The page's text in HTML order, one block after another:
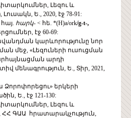
Լեզու և
Ե., 2020, էջ 78-91:
հարկ- < հե. *(H)a/ork/g-t-,
էջ 60-69:
կարևորությունը նոր
մեջ, «Լեզուների ուսուցման
արդի
մենագրություն, Ե., Տիր, 2021,
Ձորոփորեցու» երկերի
Ե., էջ 121-130:
Լեզու և
ՀՀ ԳԱԱ հրատարակչություն,